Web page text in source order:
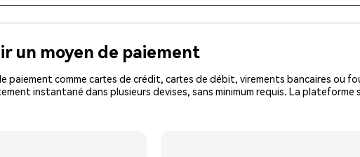
un moyen de paiement
paiement comme cartes de crédit, cartes de débit, virements bancaires ou
instantané dans plusieurs devises, sans minimum requis. La plateforme